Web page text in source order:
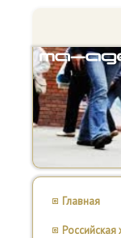
Главная
Российская